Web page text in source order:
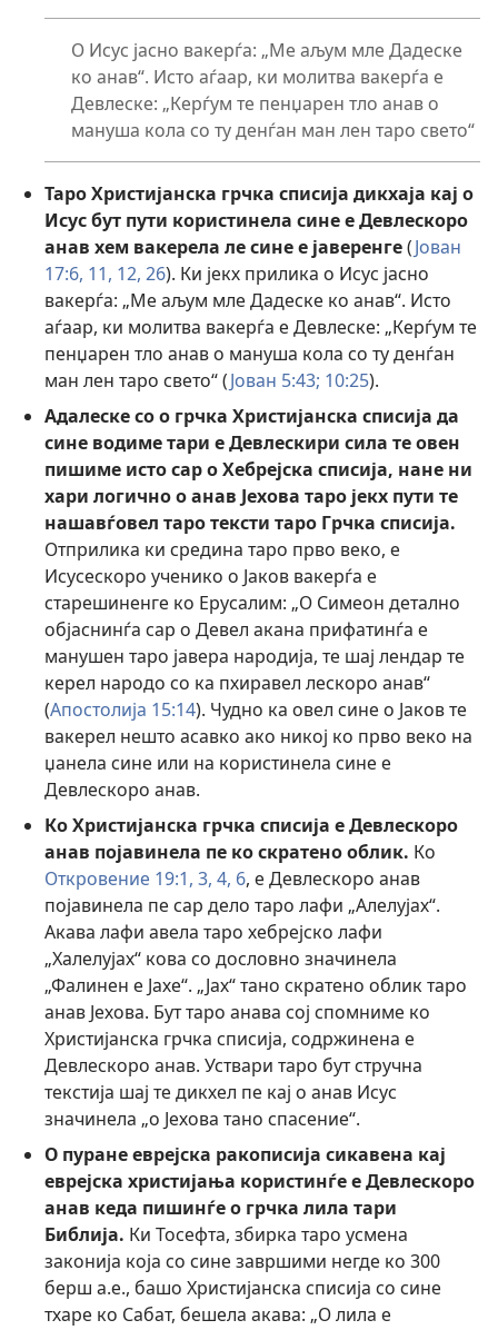
О Исус јасно вакерѓа: „Ме аљум мле Дадеске
ко анав“. Исто аѓаар, ки молитва вакерѓа е
Девлеске: „Керѓум те пенџарен тло анав о
мануша кола со ту денѓан ман лен таро свето“
Таро Христијанска грчка списија дикхаја кај о
Исус бут пути користинела сине е Девлескоро
анав хем вакерела ле сине е јаверенге(Јован
17:6, 11, 12, 26). Ки јекх прилика о Исус јасно
вакерѓа: „Ме аљум мле Дадеске ко анав“. Исто
аѓаар, ки молитва вакерѓа е Девлеске: „Керѓум те
пенџарен тло анав о мануша кола со ту денѓан
ман лен таро свето“ (Јован 5:43; 10:25).
Адалеске со о грчка Христијанска списија да
сине водиме тари е Девлескири сила те овен
пишиме исто сар о Хебрејска списија, нане ни
хари логично о анав Јехова таро јекх пути те
нашавѓовел таро тексти таро Грчка списија.
Отприлика ки средина таро прво веко, е
Исусескоро ученико о Јаков вакерѓа е
старешиненге ко Ерусалим: „О Симеон детално
објаснинѓа сар о Девел акана прифатинѓа е
манушен таро јавера народија, те шај лендар те
керел народо со ка пхиравел лескоро анав“
(Апостолија 15:14). Чудно ка овел сине о Јаков те
вакерел нешто асавко ако никој ко прво веко на
џанела сине или на користинела сине е
Девлескоро анав.
Ко Христијанска грчка списија е Девлескоро
анав појавинела пе ко скратено облик. Ко
Откровение 19:1, 3, 4, 6, е Девлескоро анав
појавинела пе сар дело таро лафи „Алелујах“.
Акава лафи авела таро хебрејско лафи
„Халелујах“ кова со дословно значинела
„Фалинен е Јахе“. „Јах“ тано скратено облик таро
анав Јехова. Бут таро анава сој спомниме ко
Христијанска грчка списија, содржинена е
Девлескоро анав. Уствари таро бут стручна
текстија шај те дикхел пе кај о анав Исус
значинела „о Јехова тано спасение“.
О пуране еврејска ракописија сикавена кај
еврејска христијања користинѓе е Девлескоро
анав кеда пишинѓе о грчка лила тари
Библија. Ки Тосефта, збирка таро усмена
законија која со сине завршими негде ко 300
берш а.е., башо Христијанска списија со сине
тхаре ко Сабат, бешела акава: „О лила е